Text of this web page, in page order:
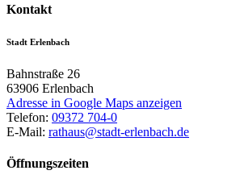
Kontakt
Stadt Erlenbach
Bahnstraße 26
63906 Erlenbach
Adresse in Google Maps anzeigen
Telefon: 09372 704-0
E-Mail: rathaus@stadt-erlenbach.de
Öffnungszeiten